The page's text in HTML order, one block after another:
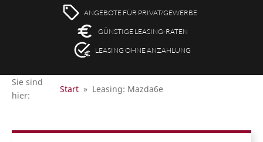
ANGEBOTE FÜR PRIVAT/GEWERBE
GÜNSTIGE LEASING-RATEN
LEASING OHNE ANZAHLUNG
Sie sind
hier:
Start » Leasing: Mazda6e